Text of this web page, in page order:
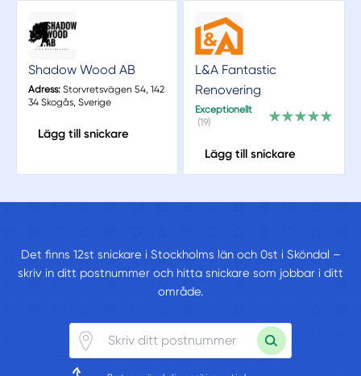
Shadow Wood AB
Adress:Storvretsvägen 54, 142
34 Skogås, Sverige
Lägg till snickare
L&A Fantastic
Renovering
Exceptionellt
(19)
Lägg till snickare
Det finns 12st snickare i Stockholms län och 0st i Sköndal –
skriv in ditt postnummer och hitta snickare som jobbar i ditt
område.